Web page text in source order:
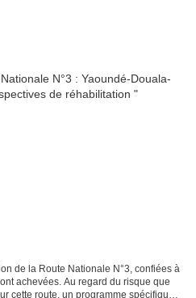
de la Route Nationale N°3, confiées à
achevées. Au regard du risque que
cette route, un programme spécifique a